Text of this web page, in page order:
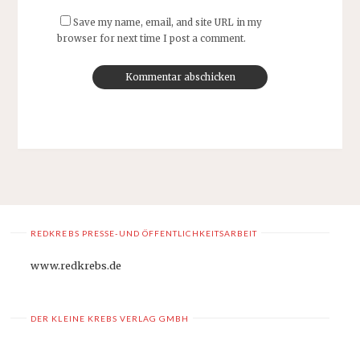
Save my name, email, and site URL in my
browser for next time I post a comment.
REDKREBS PRESSE-UND ÖFFENTLICHKEITSARBEIT
www.redkrebs.de
DER KLEINE KREBS VERLAG GMBH